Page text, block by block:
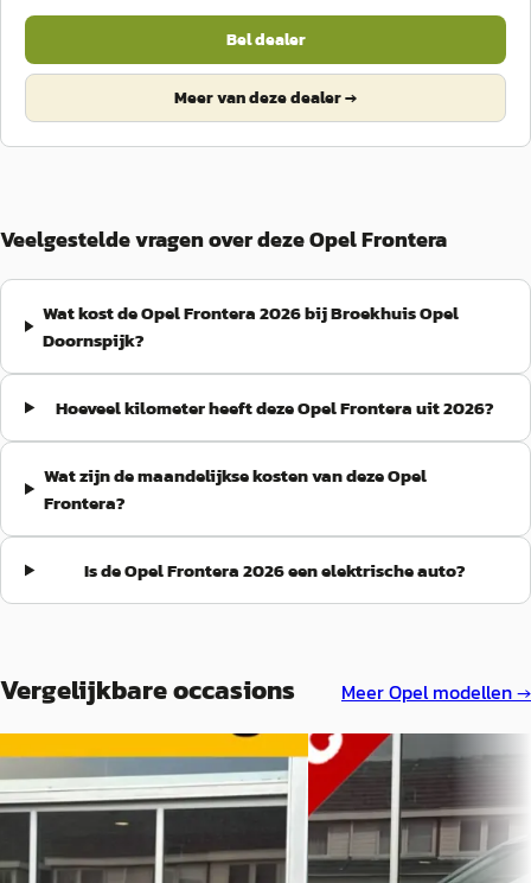
Bel dealer
Meer van deze dealer →
Veelgestelde vragen over deze Opel Frontera
Wat kost de Opel Frontera 2026 bij Broekhuis Opel
Doornspijk?
Hoeveel kilometer heeft deze Opel Frontera uit 2026?
Wat zijn de maandelijkse kosten van deze Opel
Frontera?
Is de Opel Frontera 2026 een elektrische auto?
Vergelijkbare occasions MeerOpelmodellen →
C
Opel Frontera·2025
1.2 Turbo Hybrid GS 145PK
€ 28.900
C
Opel Frontera
1.2 Turbo Hybrid GS 145PK
€ 28.900